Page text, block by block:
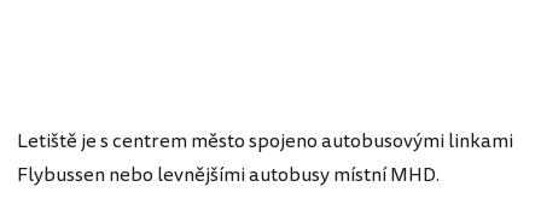
Letiště je s centrem město spojeno autobusovými linkami
Flybussen nebo levnějšími autobusy místní MHD.